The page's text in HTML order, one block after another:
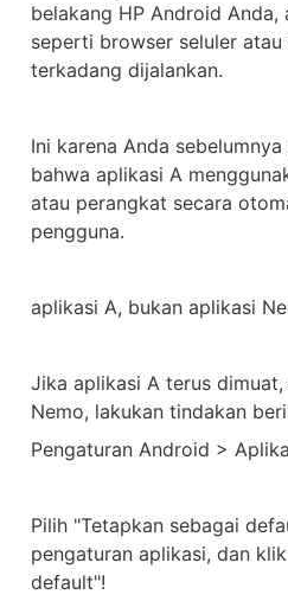
belakang HP Android
seperti browser seluler
terkadang dijalankan.
Ini karena Anda
bahwa aplikasi A
atau perangkat secara
pengguna.
aplikasi A, bukan aplikasi
Jika aplikasi A terus
Nemo, lakukan tindakan
Pengaturan Android >
Pilih "Tetapkan sebagai
pengaturan aplikasi, dan
default"!